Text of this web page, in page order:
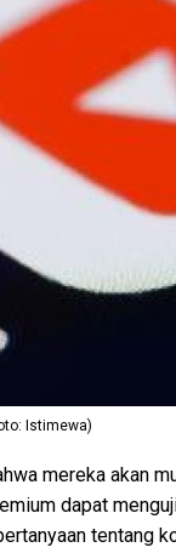
Istimewa)
mereka akan
dapat
tentang